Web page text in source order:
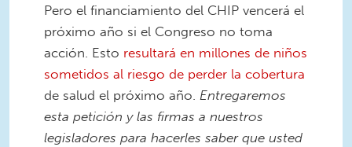
Pero el financiamiento del CHIP vencerá el
próximo año si el Congreso no toma
acción. Esto resultará en millones de niños
sometidos al riesgo de perder la cobertura
de salud el próximo año. Entregaremos
esta petición y las firmas a nuestros
legisladores para hacerles saber que usted